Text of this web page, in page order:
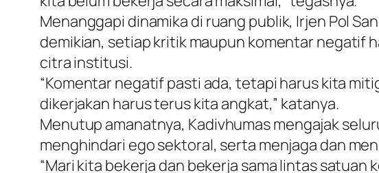
Menanggapi dinamika di ruang publik, Irjen Pol
demikian, setiap kritik maupun komentar negatif
citra institusi.
“Komentar negatif pasti ada, tetapi harus kita
dikerjakan harus terus kita angkat,” katanya.
Menutup amanatnya, Kadivhumas mengajak
menghindari ego sektoral, serta menjaga dan
“Mari kita bekerja dan bekerja sama lintas